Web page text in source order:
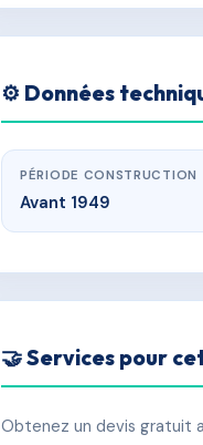
⚙️ Données
PÉRIODE CONSTRUCTION
Avant 1949
🤝 Services pour
Obtenez un devis gratuit